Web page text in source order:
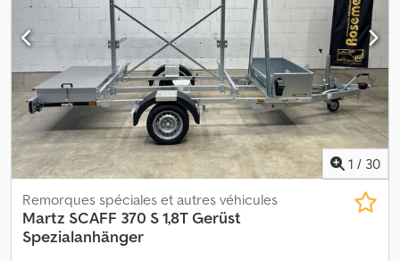
1 / 30
Remorques spéciales et autres véhicules
Martz SCAFF 370 S 1,8T Gerüst
Spezialanhänger